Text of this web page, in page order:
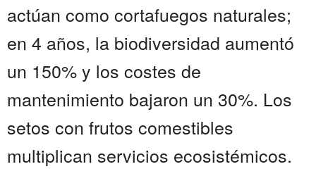
actúan como cortafuegos naturales;
en 4 años, la biodiversidad aumentó
un 150% y los costes de
mantenimiento bajaron un 30%. Los
setos con frutos comestibles
multiplican servicios ecosistémicos.